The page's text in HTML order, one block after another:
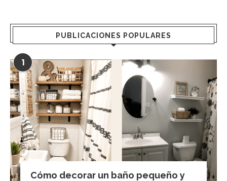
PUBLICACIONES POPULARES
1
Cómo decorar un baño pequeño y